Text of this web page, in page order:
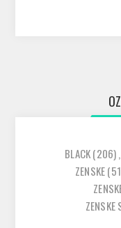
BLACK(206),
ZENSKE
ZENSKE